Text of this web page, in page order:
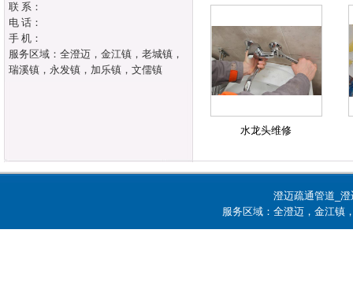
联 系：
电 话：
手 机：
服务区域：全澄迈，金江镇，老城镇，
瑞溪镇，永发镇，加乐镇，文儒镇
水龙头维修
澄迈疏通管道_
服务区域：全澄迈，金江镇